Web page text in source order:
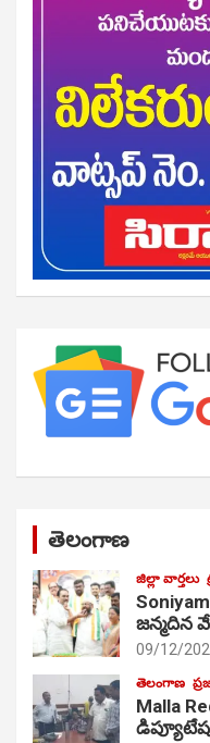
తెలంగాణ
జిల్లా వార్తలు
జ‌న్మ‌దిన
09/12/
తెలంగాణ
Malla